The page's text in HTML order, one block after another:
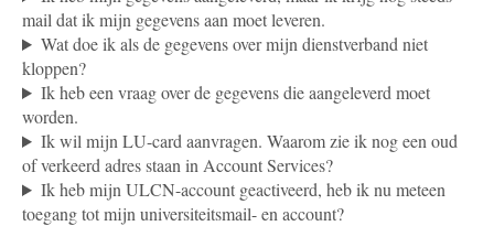
mail dat ik mijn gegevens aan moet leveren.
Wat doe ik als de gegevens over mijn dienstverband niet
kloppen?
Ik heb een vraag over de gegevens die aangeleverd moet
worden.
Ik wil mijn LU-card aanvragen. Waarom zie ik nog een oud
of verkeerd adres staan in Account Services?
Ik heb mijn ULCN-account geactiveerd, heb ik nu meteen
toegang tot mijn universiteitsmail- en account?